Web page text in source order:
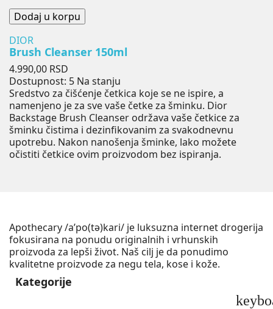
Dodaj u korpu
DIOR
Brush Cleanser 150ml
Cena
4.990,00 RSD
Dostupnost: 5 Na stanju
Sredstvo za čišćenje četkica koje se ne ispire, a
namenjeno je za sve vaše četke za šminku. Dior
Backstage Brush Cleanser održava vaše četkice za
šminku čistima i dezinfikovanim za svakodnevnu
upotrebu. Nakon nanošenja šminke, lako možete
očistiti četkice ovim proizvodom bez ispiranja.
Apothecary /a’po(tə)kari/ je luksuzna internet drogerija
fokusirana na ponudu originalnih i vrhunskih
proizvoda za lepši život. Naš cilj je da ponudimo
kvalitetne proizvode za negu tela, kose i kože.
Kategorije